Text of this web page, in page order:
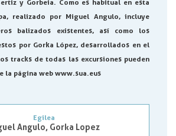
y Gorbeia. Como es habitual en esta
realizado por Miguel Angulo, incluye
balizados existentes, así como los
por Gorka López, desarrollados en el
tracks de todas las excursiones pueden
la página web www.sua.eus
Egilea
Angulo, Gorka Lopez